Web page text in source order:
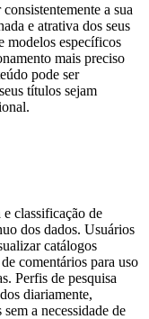
a sua
e atrativa dos seus
modelos específicos
mais preciso
pode ser
títulos sejam
classificação de
dos dados. Usuários
catálogos
comentários para uso
Perfis de pesquisa
diariamente,
a necessidade de